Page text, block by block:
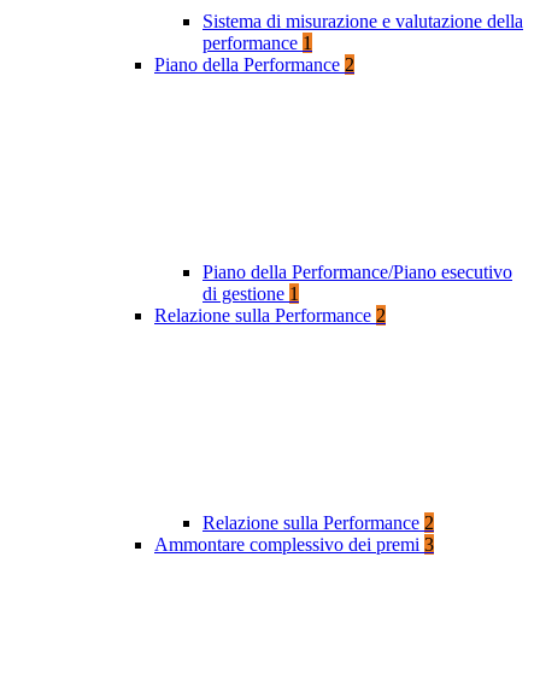
Sistema di misurazione e valutazione della
performance 1
Piano della Performance 2
Piano della Performance/Piano esecutivo
di gestione 1
Relazione sulla Performance 2
Relazione sulla Performance 2
Ammontare complessivo dei premi 3